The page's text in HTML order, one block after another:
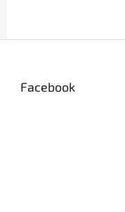
Facebook